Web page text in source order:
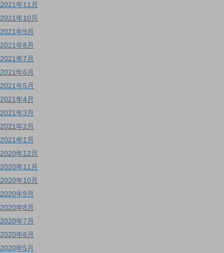
2021年11月
2021年10月
2021年9月
2021年8月
2021年7月
2021年6月
2021年5月
2021年4月
2021年3月
2021年2月
2021年1月
2020年12月
2020年11月
2020年10月
2020年9月
2020年8月
2020年7月
2020年6月
2020年5月